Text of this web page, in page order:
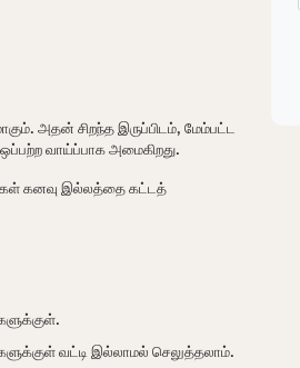
அதன் சிறந்த இருப்பிடம், மேம்பட்ட
வாய்ப்பாக அமைகிறது.
கனவு இல்லத்தை கட்டத்
வட்டி இல்லாமல் செலுத்தலாம்.